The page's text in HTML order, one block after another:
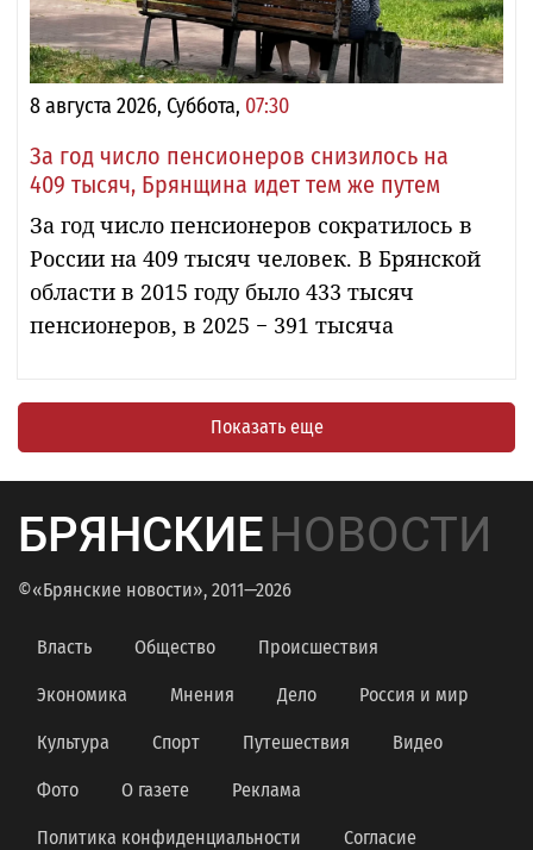
8 августа 2026, Суббота, 07:30
За год число пенсионеров снизилось на
409 тысяч, Брянщина идет тем же путем
За год число пенсионеров сократилось в
России на 409 тысяч человек. В Брянской
области в 2015 году было 433 тысяч
пенсионеров, в 2025 − 391 тысяча
Показать еще
БРЯНСКИЕНОВОСТИ
©«Брянские новости», 2011—2026
Власть Общество Происшествия
Экономика Мнения Дело Россия и мир
Культура Спорт Путешествия Видео
Фото О газете Реклама
Политика конфиденциальности Согласие